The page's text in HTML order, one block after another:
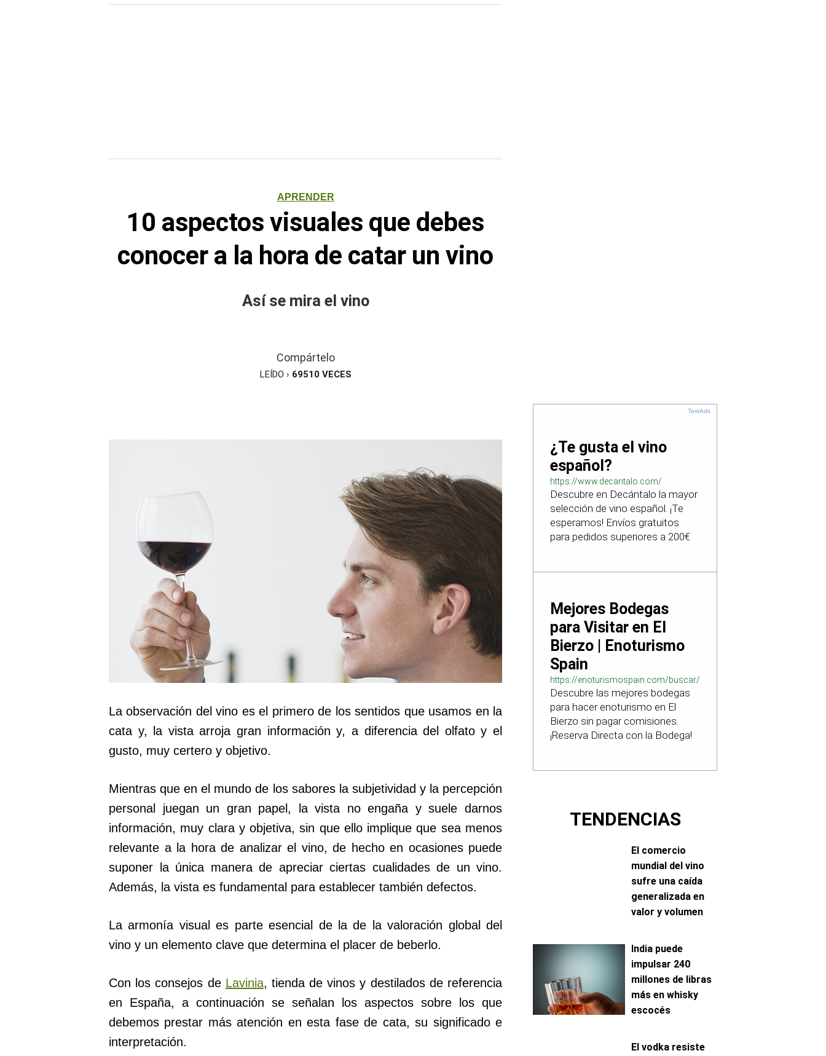
APRENDER
10 aspectos visuales que debes
conocer a la hora de catar un vino
Así se mira el vino
Compártelo
LEÍDO › 69510VECES
La observación del vino es el primero de los sentidos que usamos en la
cata y, la vista arroja gran información y, a diferencia del olfato y el
gusto, muy certero y objetivo.
Mientras que en el mundo de los sabores la subjetividad y la percepción
personal juegan un gran papel, la vista no engaña y suele darnos
información, muy clara y objetiva, sin que ello implique que sea menos
relevante a la hora de analizar el vino, de hecho en ocasiones puede
suponer la única manera de apreciar ciertas cualidades de un vino.
Además, la vista es fundamental para establecer también defectos.
La armonía visual es parte esencial de la de la valoración global del
vino y un elemento clave que determina el placer de beberlo.
Con los consejos de Lavinia, tienda de vinos y destilados de referencia
en España, a continuación se señalan los aspectos sobre los que
debemos prestar más atención en esta fase de cata, su significado e
interpretación.
TextAds
¿Te gusta el vino
español?
https://www.decantalo.com/
Descubre en Decántalo la mayor
selección de vino español. ¡Te
esperamos! Envíos gratuitos
para pedidos superiores a 200€
Mejores Bodegas
para Visitar en El
Bierzo | Enoturismo
Spain
https://enoturismospain.com/buscar/ciudad-
visitar-bodegas-en-leon
Descubre las mejores bodegas
para hacer enoturismo en El
Bierzo sin pagar comisiones.
¡Reserva Directa con la Bodega!
TENDENCIAS
El comercio
mundial del vino
sufre una caída
generalizada en
valor y volumen
India puede
impulsar 240
millones de libras
más en whisky
escocés
El vodka resiste